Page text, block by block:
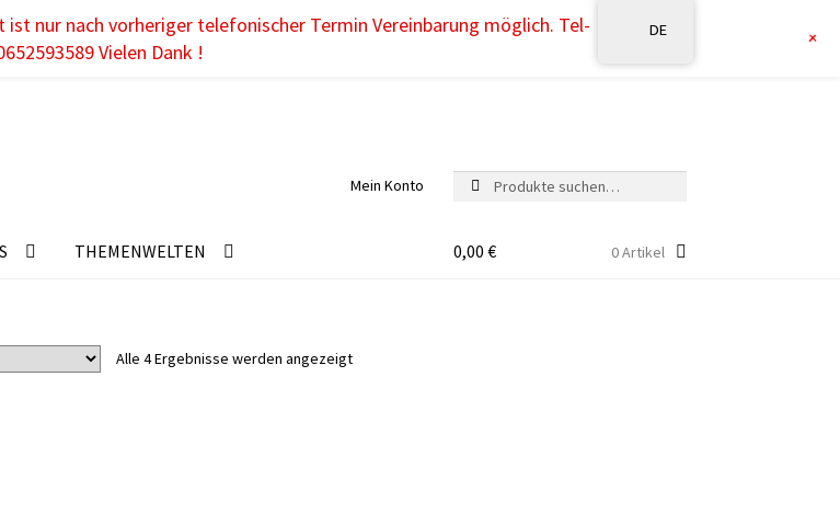
Suche
Suche
Mein Konto
THEMENWELTEN 0,00€ 0 Artikel
Alle 4 Ergebnisse werden angezeigt
ist nur nach vorheriger telefonischer Termin Vereinbarung möglich. Tel-
Vielen Dank !
+
DE